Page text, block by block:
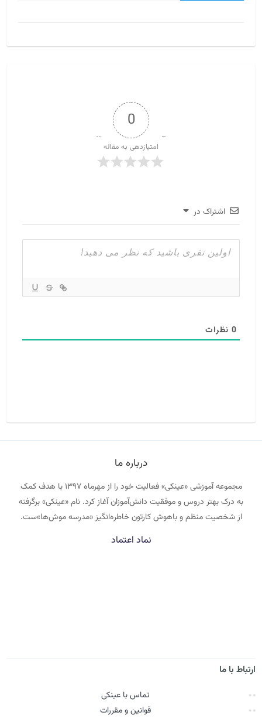
0
امتیازدهی به مقاله
اشتراک در
0 نظرات
درباره ما
مجموعه آموزشی «عینکی» فعالیت خود را از مهرماه ۱۳۹۷ با هدف کمک
به درک بهتر دروس و موفقیت دانش‌آموزان آغاز کرد. نام «عینکی» برگرفته
از شخصیت منظم و باهوش کارتون خاطره‌انگیز «مدرسه موش‌ها»ست.
نماد اعتماد
ارتباط با ما
تماس با عینکی
قوانین و مقررات